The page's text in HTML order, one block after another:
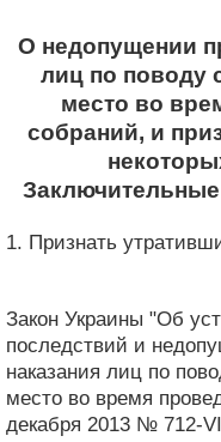
О недопущении
лиц по поводу
место во
собраний, и
1. Признать
Закон Украины "Об
последствий и
наказания лиц по
место во время
декабря 2013 № 712-